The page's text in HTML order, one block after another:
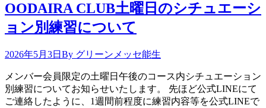
有
OODAIRA CLUB土曜日のシチュエーシ
ョン別練習について
2026年5月3日 By グリーンメッセ能生
メンバー会員限定の土曜日午後のコース内シチュエーション
別練習についてお知らせいたします。 先ほど公式LINEにて
ご連絡したように、1週間前程度に練習内容等を公式LINEで